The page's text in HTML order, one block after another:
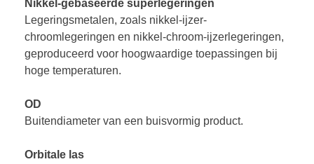
Nikkel-gebaseerde superlegeringen
Legeringsmetalen, zoals nikkel-ijzer-
chroomlegeringen en nikkel-chroom-ijzerlegeringen,
geproduceerd voor hoogwaardige toepassingen bij
hoge temperaturen.
OD
Buitendiameter van een buisvormig product.
Orbitale las